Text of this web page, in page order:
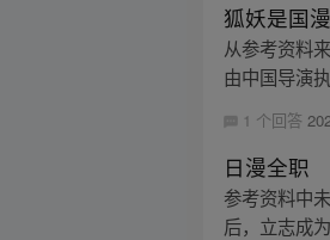
狐妖是国
从参考资料
由中国导演
1 个回答
日漫全职
参考资料中
后，立志成